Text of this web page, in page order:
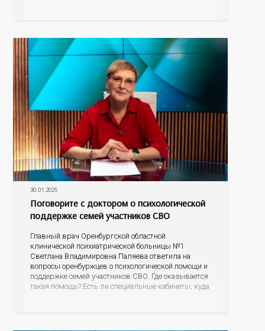
30.01.2025
Поговорите с доктором о психологической
поддержке семей участников СВО
Главный врач Оренбургской областной
клинической психиатрической больницы №1
Светлана Владимировна Паляева ответила на
вопросы оренбуржцев о психологической помощи и
поддержке семей участников СВО. Где оказывается
такая помощь? Есть ли специальные кабинеты, куда